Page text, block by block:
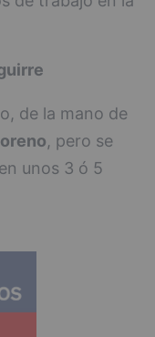
de la mano de
, pero se
unos 3 ó 5